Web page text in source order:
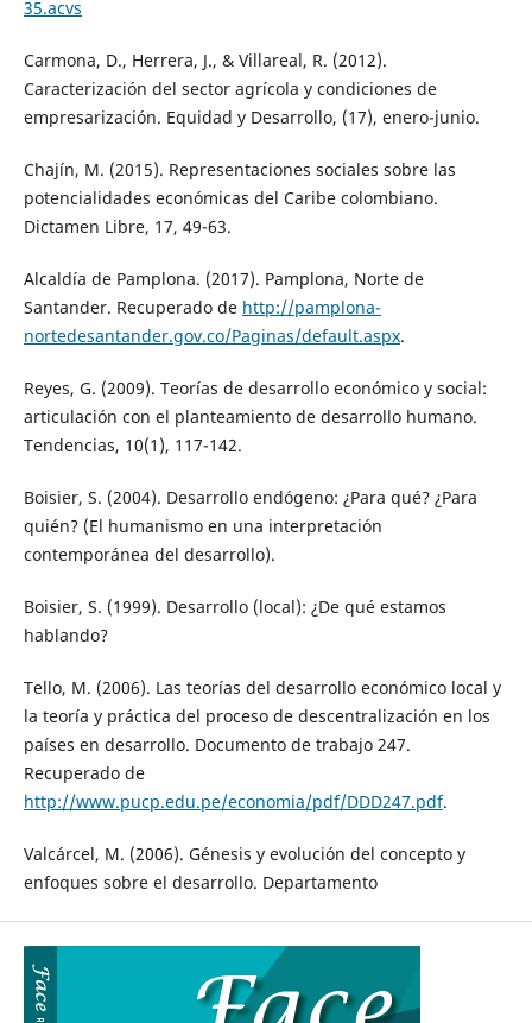
35.acvs
Carmona, D., Herrera, J., & Villareal, R. (2012).
Caracterización del sector agrícola y condiciones de
empresarización. Equidad y Desarrollo, (17), enero-junio.
Chajín, M. (2015). Representaciones sociales sobre las
potencialidades económicas del Caribe colombiano.
Dictamen Libre, 17, 49-63.
Alcaldía de Pamplona. (2017). Pamplona, Norte de
Santander. Recuperado de http://pamplona-
nortedesantander.gov.co/Paginas/default.aspx.
Reyes, G. (2009). Teorías de desarrollo económico y social:
articulación con el planteamiento de desarrollo humano.
Tendencias, 10(1), 117-142.
Boisier, S. (2004). Desarrollo endógeno: ¿Para qué? ¿Para
quién? (El humanismo en una interpretación
contemporánea del desarrollo).
Boisier, S. (1999). Desarrollo (local): ¿De qué estamos
hablando?
Tello, M. (2006). Las teorías del desarrollo económico local y
la teoría y práctica del proceso de descentralización en los
países en desarrollo. Documento de trabajo 247.
Recuperado de
http://www.pucp.edu.pe/economia/pdf/DDD247.pdf.
Valcárcel, M. (2006). Génesis y evolución del concepto y
enfoques sobre el desarrollo. Departamento